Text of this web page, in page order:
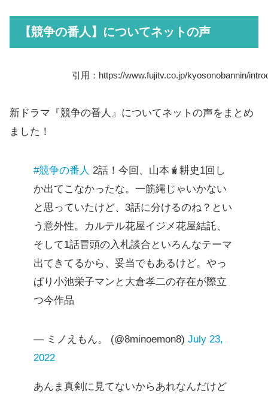
【競争の番人】についてネットの声
引用：https://www.fujitv.co.jp/kyosonobannin/
新ドラマ『競争の番人』についてネットの声をまとめ
ました！
#競争の番人 2話！今回、山本🧋耕史1回し
か出てこなかったな。一筋縄じゃいかない
と思っていたけど、3話に分けるのね？とい
う意外性。カルテル花屋イジメ花屋結託、
そして1話冒頭の入札談合といろんなテーマ
出てきてるから、妥当でもあるけど。やっ
ぱり小池栄子マンと大倉孝二の存在が際立
つ今作品
— ミノえもん。 (@8minoemon8) July 23,
2022
あんま真剣に見てないからあれなんだけど